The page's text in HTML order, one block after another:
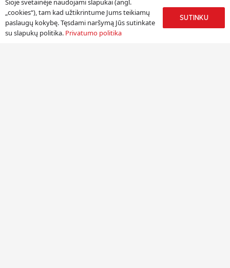
Kitos prekės
Paslaugos
Šioje svetainėje naudojami slapukai (angl.
„cookies“), tam kad užtikrintume Jums teikiamų
paslaugų kokybę. Tęsdami naršymą Jūs sutinkate
su slapukų politika. Privatumo politika
SUTINKU